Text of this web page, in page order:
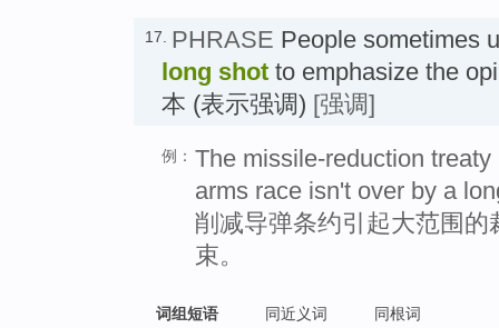
17. PHRASE People sometimes
long shot to emphasize the
本 (表示强调) [强调]
例： The missile-reduction
arms race isn't over by a
削减导弹条约引起大范围
束。
词组短语 同近义词 同根词